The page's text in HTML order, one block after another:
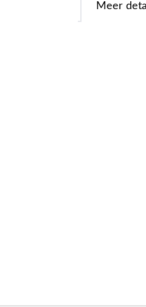
Meer